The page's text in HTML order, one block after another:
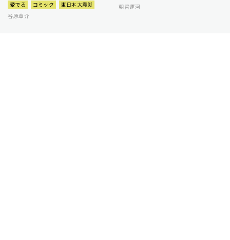
愛でる コミック
東日本大震災
谷原章介
朝宮運河